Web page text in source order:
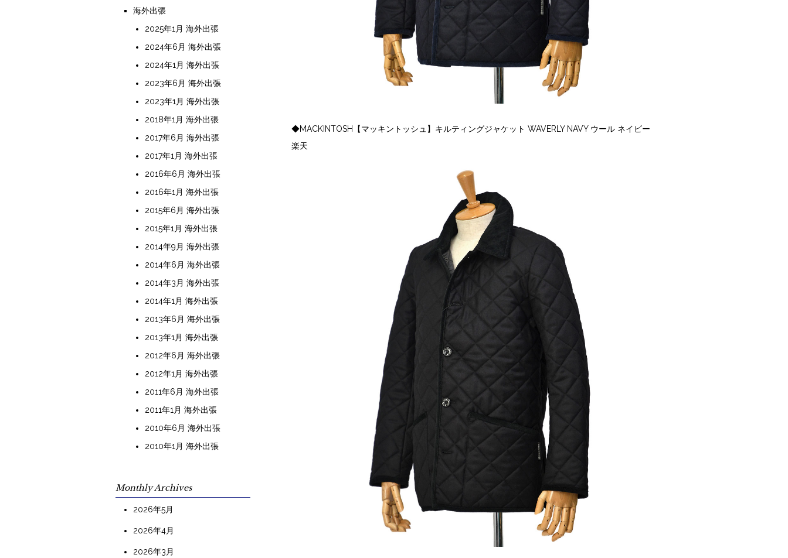
◆MACKINTOSH【マッキントッシュ】キルティングジャケット WAVERLY NAVY ウール ネイビー
楽天
海外出張
2025年1月 海外出張
2024年6月 海外出張
2024年1月 海外出張
2023年6月 海外出張
2023年1月 海外出張
2018年1月 海外出張
2017年6月 海外出張
2017年1月 海外出張
2016年6月 海外出張
2016年1月 海外出張
2015年6月 海外出張
2015年1月 海外出張
2014年9月 海外出張
2014年6月 海外出張
2014年3月 海外出張
2014年1月 海外出張
2013年6月 海外出張
2013年1月 海外出張
2012年6月 海外出張
2012年1月 海外出張
2011年6月 海外出張
2011年1月 海外出張
2010年6月 海外出張
2010年1月 海外出張
Monthly Archives
2026年5月
2026年4月
2026年3月